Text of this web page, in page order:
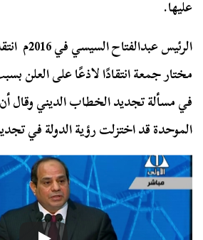
عليها.
الرئيس
مختار جمعة انتقادًا لاذعًا على العلن
في مسألة تجديد الخطاب الديني وقال
الموحدة قد اختزلت رؤية الدولة في